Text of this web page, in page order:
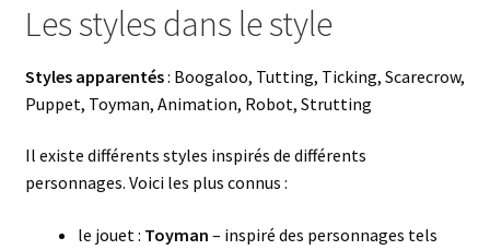
Les styles dans le style
Styles apparentés: Boogaloo, Tutting, Ticking, Scarecrow,
Puppet, Toyman, Animation, Robot, Strutting
Il existe différents styles inspirés de différents
personnages. Voici les plus connus :
le jouet : Toyman – inspiré des personnages tels